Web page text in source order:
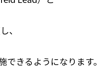
、
きるようになります。